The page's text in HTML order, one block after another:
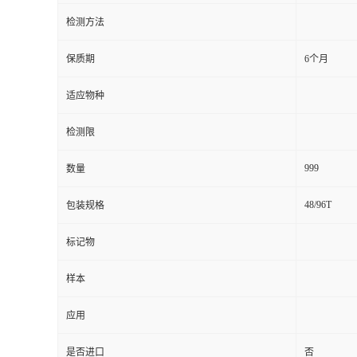
检测方法
保质期 6个月
适应物种
检测限
数量 999
包装规格 48/96T
标记物
样本
应用
是否进口 否